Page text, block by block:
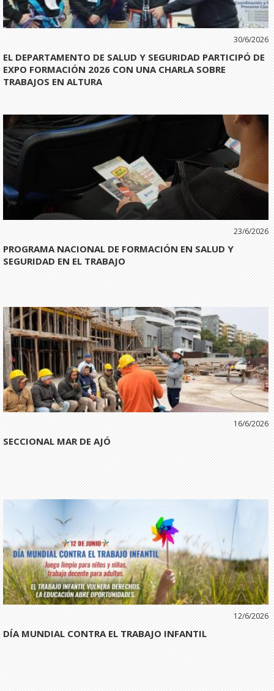
30/6/2026
EL DEPARTAMENTO DE SALUD Y SEGURIDAD PARTICIPÓ DE
EXPO FORMACIÓN 2026 CON UNA CHARLA SOBRE
TRABAJOS EN ALTURA
23/6/2026
PROGRAMA NACIONAL DE FORMACIÓN EN SALUD Y
SEGURIDAD EN EL TRABAJO
16/6/2026
SECCIONAL MAR DE AJÓ
12/6/2026
DÍA MUNDIAL CONTRA EL TRABAJO INFANTIL